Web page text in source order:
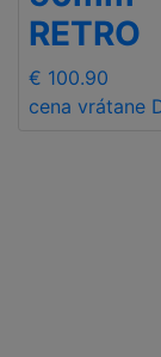
RETRO
€ 100.90
cena vrátane